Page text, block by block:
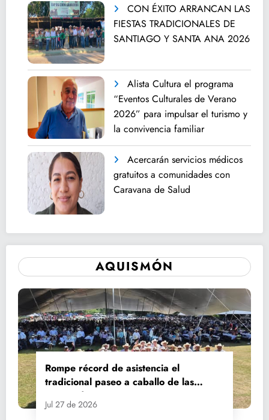
CON ÉXITO ARRANCAN LAS
FIESTAS TRADICIONALES DE
SANTIAGO Y SANTA ANA 2026
Alista Cultura el programa
“Eventos Culturales de Verano
2026” para impulsar el turismo y
la convivencia familiar
Acercarán servicios médicos
gratuitos a comunidades con
Caravana de Salud
AQUISMÓN
Rompe récord de asistencia el
tradicional paseo a caballo de las
Fiestas de Santiago y Santa Ana
Jul 27 de 2026